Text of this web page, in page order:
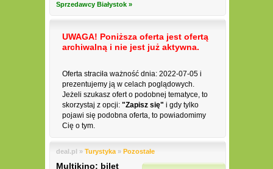
Sprzedawcy Białystok »
UWAGA! Poniższa oferta jest ofertą
archiwalną i nie jest już aktywna.
Oferta straciła ważność dnia: 2022-07-05 i
prezentujemy ją w celach poglądowych.
Jeżeli szukasz ofert o podobnej tematyce, to
skorzystaj z opcji: "Zapisz się" i gdy tylko
pojawi się podobna oferta, to powiadomimy
Cię o tym.
deal.pl » Turystyka » Pozostałe
Multikino: bilet